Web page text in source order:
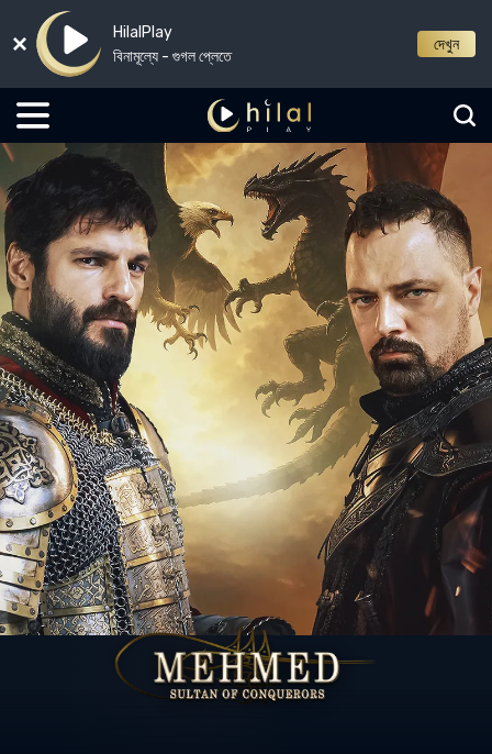
HilalPlay
বিনামূল্যে - গুগল প্লেতে
দেখুন